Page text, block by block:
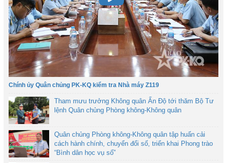
Chính ủy Quân chủng PK-KQ kiểm tra Nhà máy Z119
Tham mưu trưởng Không quân Ấn Độ tới thăm Bộ Tư
lệnh Quân chủng Phòng không-Không quân
Quân chủng Phòng không-Không quân tập huấn cải
cách hành chính, chuyển đổi số, triển khai Phong trào
“Bình dân học vụ số”